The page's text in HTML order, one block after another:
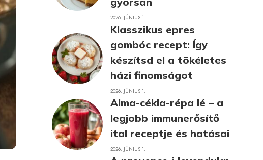
2026. JÚNIUS 1.
Klasszikus epres
gombóc recept: Így
készítsd el a tökéletes
házi finomságot
2026. JÚNIUS 1.
Alma-cékla-répa lé – a
legjobb immunerősítő
ital receptje és hatásai
2026. JÚNIUS 1.